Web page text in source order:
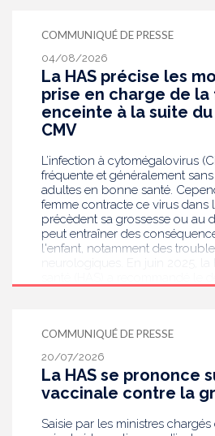
COMMUNIQUÉ DE PRESSE
04/08/2026
La HAS précise les
prise en charge de la
enceinte à la suite
CMV
L’infection à cytomégalovirus
fréquente et généralement
adultes en bonne santé.
femme contracte ce virus dans
précèdent sa grossesse ou au
peut entraîner des
l'enfant, notamment des
publie aujourd’hui des
bonnes pratiques pour guider
de santé dans la prise en
enceintes à la suite de ce
réduire les risques de
COMMUNIQUÉ DE PRESSE
20/07/2026
La HAS se prononce
vaccinale contre la
Saisie par les ministres chargés